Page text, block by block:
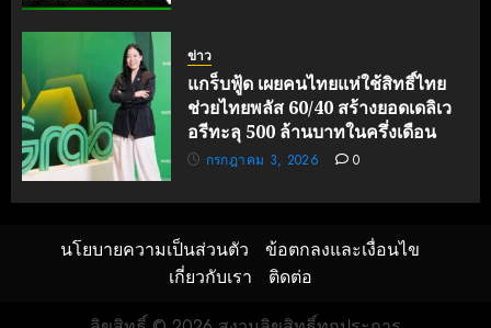
ข่าว
แกร็บฟู้ด เผยคนไทยแห่ใช้สิทธิ์ไทย
ช่วยไทยพลัส 60/40 สร้างยอดเดลิเว
อรีทะลุ 500 ล้านบาทในครึ่งเดือน
กรกฎาคม 3, 2026 0
นโยบายความเป็นส่วนตัว
ข้อตกลงและเงื่อนไข
เกี่ยวกับเรา
ติดต่อ